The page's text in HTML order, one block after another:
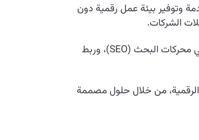
وتوفير بيئة عمل رقمية دون
الشركات.
إلى جانب ذلك، نعمل على تمكين عملائنا من خلال خدمات إضافية تشمل شهادات الأمان SSL، وتحسين الظهور في محركات البحث (SEO)، وربط
الرقمية، من خلال حلول مصممة